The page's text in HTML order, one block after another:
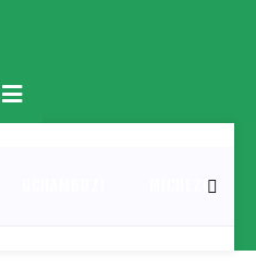
Primary
Menu
MICHEZO